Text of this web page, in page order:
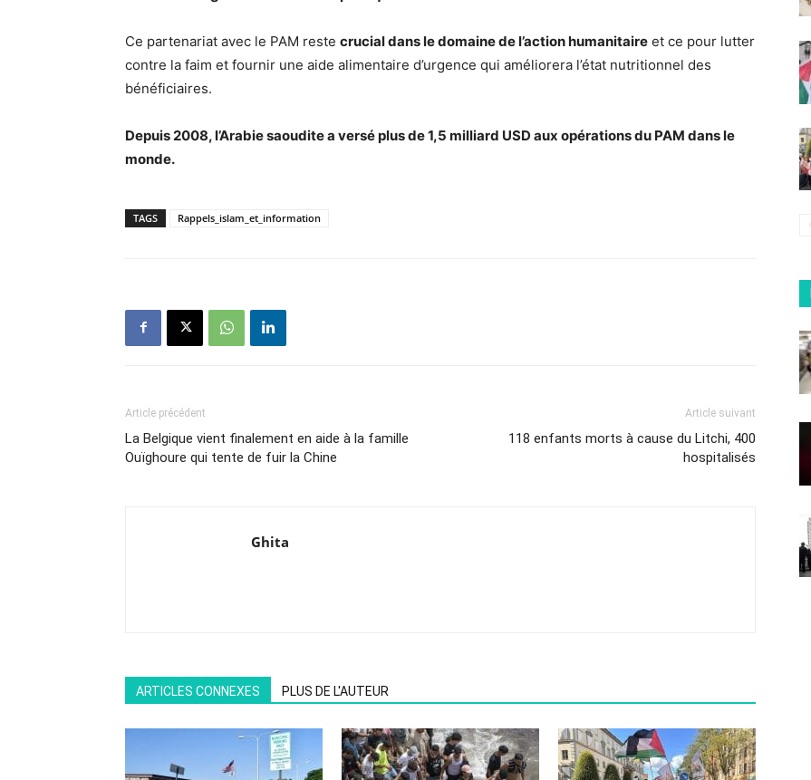
Ce partenariat avec le PAM reste crucial dans le domaine de l’action humanitaire et ce pour lutter
contre la faim et fournir une aide alimentaire d’urgence qui améliorera l’état nutritionnel des
bénéficiaires.
Depuis 2008, l’Arabie saoudite a versé plus de 1,5 milliard USD aux opérations du PAM dans le
monde.
TAGS Rappels_islam_et_information
Article précédent
La Belgique vient finalement en aide à la famille
Ouïghoure qui tente de fuir la Chine
Article suivant
118 enfants morts à cause du Litchi, 400
hospitalisés
Ghita